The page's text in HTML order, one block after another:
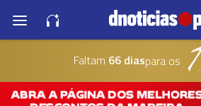
Faltam 66 diaspara os